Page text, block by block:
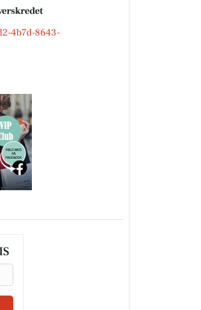
4b7d-8643-